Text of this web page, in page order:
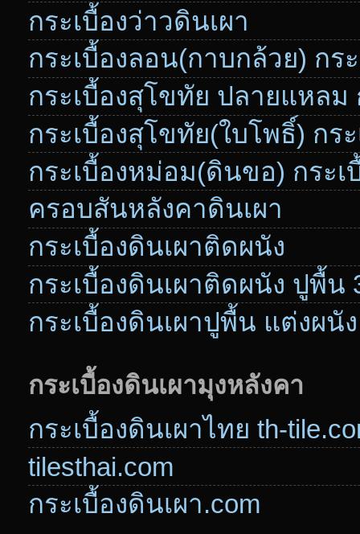
กระเบื้องว่าวดินเผา
กระเบื้องลอน(กาบกล้วย) กร
กระเบื้องสุโขทัย ปลายแหลม
กระเบื้องสุโขทัย(ใบโพธิ์) กร
กระเบื้องหม่อม(ดินขอ) กระเ
ครอบสันหลังคาดินเผา
กระเบื้องดินเผาติดผนัง
กระเบื้องดินเผาติดผนัง ปูพื้น
กระเบื้องดินเผาปูพื้น แต่งผนัง
กระเบื้องดินเผามุงหลังคา
กระเบื้องดินเผาไทย th-
tilesthai.com
กระเบื้องดินเผา.com